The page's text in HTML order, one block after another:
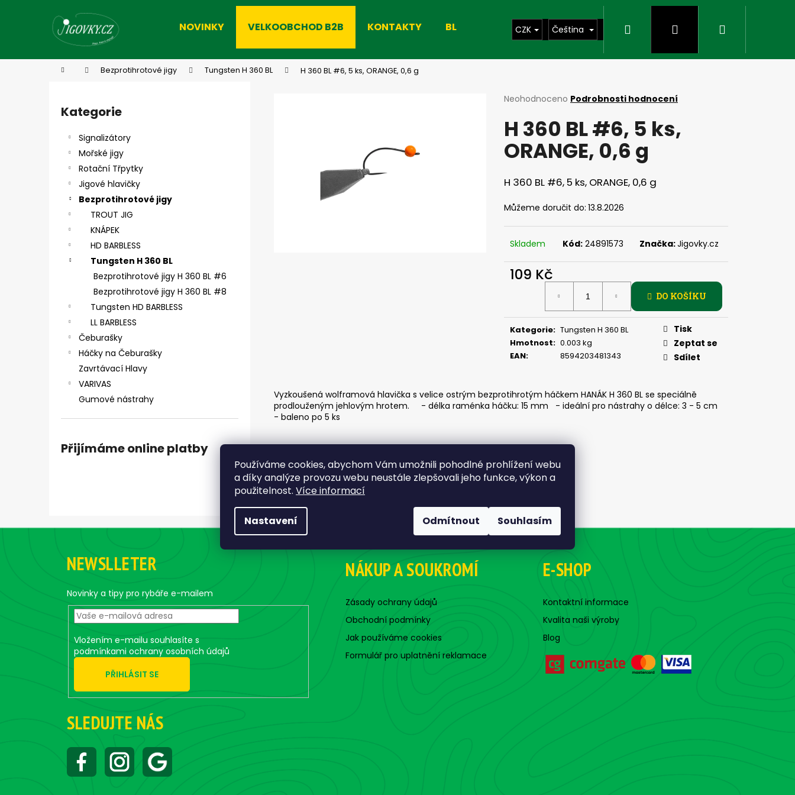
Používáme cookies, abychom Vám umožnili pohodlné prohlížení webu
a díky analýze provozu webu neustále zlepšovali jeho funkce, výkon a
použitelnost. Více informací
Nastavení Odmítnout Souhlasím
NOVINKY VELKOOBCHOD B2B KONTAKTY BLOG CZK Čeština Hledat PřihlášeníNákupní
Domů Bezprotihrotové jigy Tungsten H 360 BL H 360 BL #6, 5 ks, ORANGE, 0,6 g
Přeskočit
kategorie
Kategorie
Signalizátory
Mořské jigy
Rotační Třpytky
Jigové hlavičky
Bezprotihrotové jigy
TROUT JIG
KNÁPEK
HD BARBLESS
Tungsten H 360 BL
Bezprotihrotové jigy H 360 BL #6
Bezprotihrotové jigy H 360 BL #8
Tungsten HD BARBLESS
LL BARBLESS
Čeburašky
Háčky na Čeburašky
Zavrtávací Hlavy
VARIVAS
Gumové nástrahy
Přijímáme online platby
Průměrné
produktu
je
0,0
z
hvězdiček.
Neohodnoceno Podrobnosti hodnocení
H 360 BL #6, 5 ks,
ORANGE, 0,6 g
H 360 BL #6, 5 ks, ORANGE, 0,6 g
Můžeme doručit do: 13.8.2026
Skladem Kód: 24891573 Značka:Jigovky.cz
109 Kč
DO KOŠÍKU
Kategorie: Tungsten H 360 BL
Hmotnost: 0.003 kg
EAN: 8594203481343
Tisk
Zeptat se
Sdílet
Vyzkoušená wolframová hlavička s velice ostrým bezprotihrotým háčkem HANÁK H 360 BL se speciálně
prodlouženým jehlovým hrotem. - délka raménka háčku: 15 mm - ideální pro nástrahy o délce: 3 - 5 cm
- baleno po 5 ks
Zpět
Zpět
Co potřebujete najít?
Doporučujeme
Následující
SICKLE #6 - 5 KS, 4 G
SICKLE #6 - 5 KS, 2 G
Z
NEWSLLETER
Novinky a tipy pro rybáře e-mailem
Vložením e-mailu souhlasíte s
podmínkami ochrany osobních údajů
PŘIHLÁSIT SE
SLEDUJTE NÁS
NÁKUP A SOUKROMÍ
Zásady ochrany údajů
Obchodní podmínky
Jak používáme cookies
Formulář pro uplatnění reklamace
E-SHOP
Kontaktní informace
Kvalita naši výroby
Blog